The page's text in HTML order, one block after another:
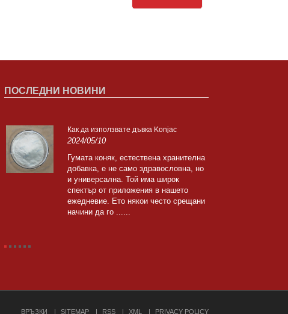
ПОСЛЕДНИ НОВИНИ
Как да използвате дъвка Konjac
2024/05/10
Гумата коняк, естествена хранителна
добавка, е не само здравословна, но
и универсална. Той има широк
спектър от приложения в нашето
ежедневие. Ето някои често срещани
начини да го ......
ВРЪЗКИ SITEMAP RSS XML PRIVACY POLICY